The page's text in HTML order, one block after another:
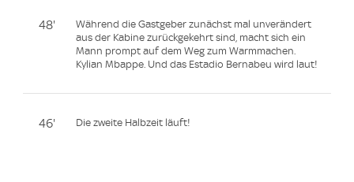
48'
Während die Gastgeber zunächst mal unverändert
aus der Kabine zurückgekehrt sind, macht sich ein
Mann prompt auf dem Weg zum Warmmachen.
Kylian Mbappe. Und das Estadio Bernabeu wird laut!
46' Die zweite Halbzeit läuft!